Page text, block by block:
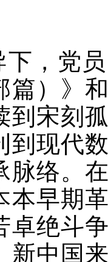
，党
篇）》
到宋刻
到现代
脉络。
本早期
卓绝斗
新中国